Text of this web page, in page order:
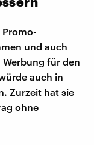
Promo-
und auch
für den
auch in
Zurzeit hat sie
ohne